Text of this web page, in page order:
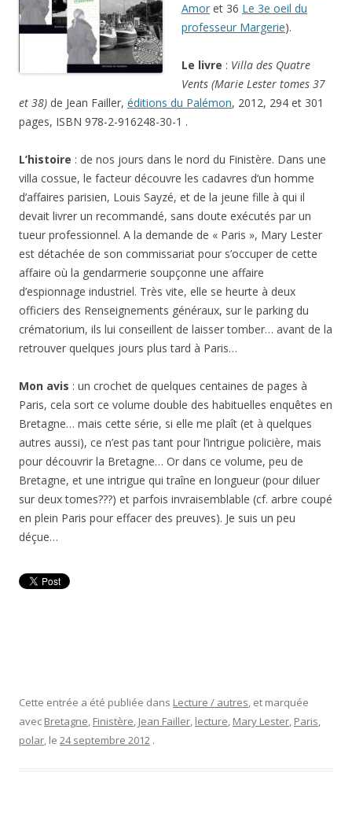
Amor et 36 Le 3e oeil du
professeur Margerie).
Le livre : Villa des Quatre
Vents (Marie Lester tomes 37
et 38) de Jean Failler, éditions du Palémon, 2012, 294 et 301
pages, ISBN 978-2-916248-30-1 .
L’histoire : de nos jours dans le nord du Finistère. Dans une
villa cossue, le facteur découvre les cadavres d’un homme
d’affaires parisien, Louis Sayzé, et de la jeune fille à qui il
devait livrer un recommandé, sans doute exécutés par un
tueur professionnel. A la demande de « Paris », Mary Lester
est détachée de son commissariat pour s’occuper de cette
affaire où la gendarmerie soupçonne une affaire
d’espionnage industriel. Très vite, elle se heurte à deux
officiers des Renseignements généraux, sur le parking du
crématorium, ils lui conseillent de laisser tomber… avant de la
retrouver quelques jours plus tard à Paris…
Mon avis : un crochet de quelques centaines de pages à
Paris, cela sort ce volume double des habituelles enquêtes en
Bretagne… mais cette série, si elle me plaît (et à quelques
autres aussi), ce n’est pas tant pour l’intrigue policière, mais
pour découvrir la Bretagne… Or dans ce volume, peu de
Bretagne, et une intrigue qui traîne en longueur (pour diluer
sur deux tomes???) et parfois invraisemblable (cf. arbre coupé
en plein Paris pour effacer des preuves). Je suis un peu
déçue…
Cette entrée a été publiée dans Lecture / autres, et marquée
avec Bretagne, Finistère, Jean Failler, lecture, Mary Lester, Paris,
polar, le 24 septembre 2012 .